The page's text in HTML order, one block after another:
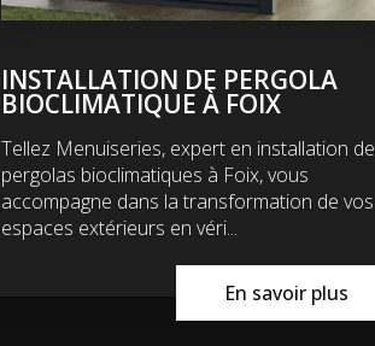
INSTALLATION DE PERGOLA
BIOCLIMATIQUE À FOIX
Tellez Menuiseries, expert en installation de
pergolas bioclimatiques à Foix, vous
accompagne dans la transformation de vos
espaces extérieurs en véri...
En savoir plus